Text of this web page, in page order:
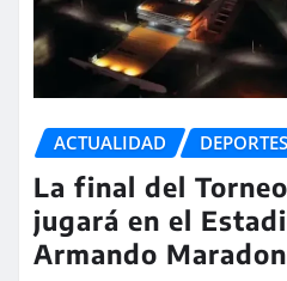
ACTUALIDAD DEPORTES
La final del
jugará en el
Armando